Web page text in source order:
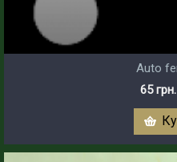
Auto
65 грн.